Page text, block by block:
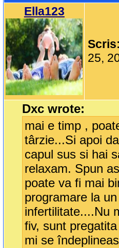
Ella123
Scris:
25,
Dxc wrote:
mai e timp ,
târzie...Si apoi
capul sus si hai
relaxam. Spun
poate va fi mai
programare la
infertilitate....Nu
fiv, sunt
mi se